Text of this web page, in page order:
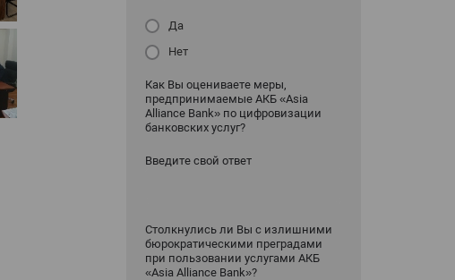
Да
Нет
Как Вы оцениваете меры,
предпринимаемые АКБ «Asia
Alliance Bank» по цифровизации
банковских услуг?
Введите свой ответ
Столкнулись ли Вы с излишними
бюрократическими преградами
при пользовании услугами АКБ
«Asia Alliance Bank»?